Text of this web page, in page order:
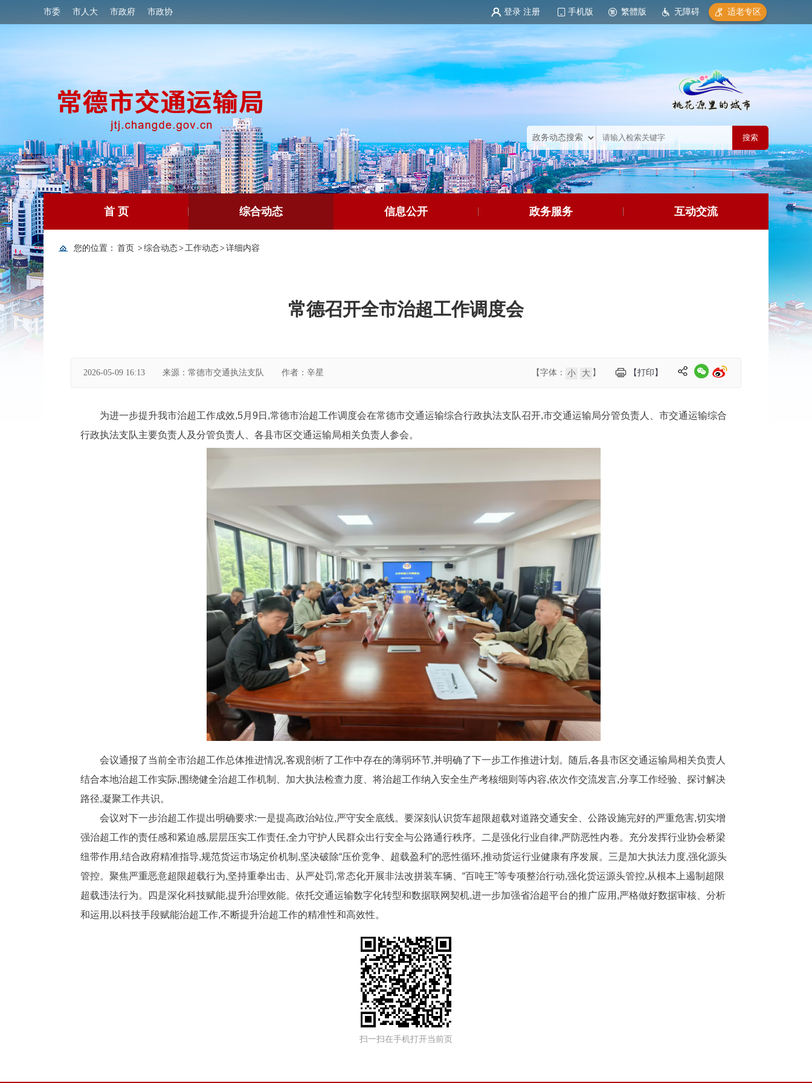
市委 市人大 市政府 市政协 登录 注册 手机版 繁體版 无障碍 适老专区
首 页 综合动态 信息公开 政务服务 互动交流
您的位置： 首页 >综合动态>工作动态>详细内容
常德召开全市治超工作调度会
2026-05-09 16:13 来源：常德市交通执法支队 作者：辛星 【打印】
【字体： 小 大 】
为进一步提升我市治超工作成效,5月9日,常德市治超工作调度会在常德市交通运输综合行政执法支队召开,市交通运输局分管负责人、市交通运输综合
行政执法支队主要负责人及分管负责人、各县市区交通运输局相关负责人参会。
会议通报了当前全市治超工作总体推进情况,客观剖析了工作中存在的薄弱环节,并明确了下一步工作推进计划。随后,各县市区交通运输局相关负责人
结合本地治超工作实际,围绕健全治超工作机制、加大执法检查力度、将治超工作纳入安全生产考核细则等内容,依次作交流发言,分享工作经验、探讨解决
路径,凝聚工作共识。
会议对下一步治超工作提出明确要求:一是提高政治站位,严守安全底线。要深刻认识货车超限超载对道路交通安全、公路设施完好的严重危害,切实增
强治超工作的责任感和紧迫感,层层压实工作责任,全力守护人民群众出行安全与公路通行秩序。二是强化行业自律,严防恶性内卷。充分发挥行业协会桥梁
纽带作用,结合政府精准指导,规范货运市场定价机制,坚决破除“压价竞争、超载盈利”的恶性循环,推动货运行业健康有序发展。三是加大执法力度,强化源头
管控。聚焦严重恶意超限超载行为,坚持重拳出击、从严处罚,常态化开展非法改拼装车辆、“百吨王”等专项整治行动,强化货运源头管控,从根本上遏制超限
超载违法行为。四是深化科技赋能,提升治理效能。依托交通运输数字化转型和数据联网契机,进一步加强省治超平台的推广应用,严格做好数据审核、分析
和运用,以科技手段赋能治超工作,不断提升治超工作的精准性和高效性。
扫一扫在手机打开当前页